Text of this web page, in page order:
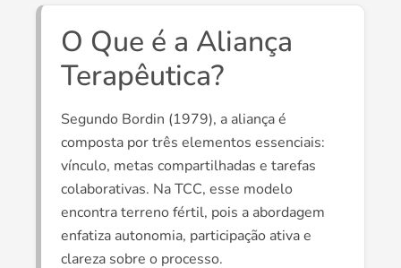
O Que é a Aliança
Terapêutica?
Segundo Bordin (1979), a aliança é
composta por três elementos essenciais:
vínculo, metas compartilhadas e tarefas
colaborativas. Na TCC, esse modelo
encontra terreno fértil, pois a abordagem
enfatiza autonomia, participação ativa e
clareza sobre o processo.